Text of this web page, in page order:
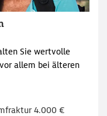
Sie wertvolle
allem bei älteren
4.000 €